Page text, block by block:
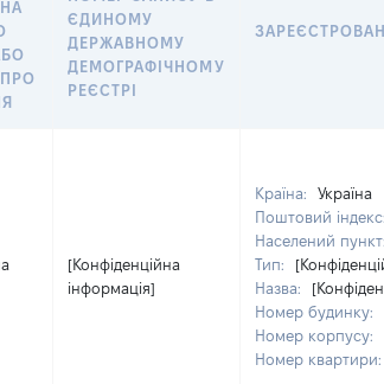
ЄДИНОМУ
ДЕРЖАВНОМУ
ДЕМОГРАФІЧНОМУ
РЕЄСТРІ
[Конфіденційна
інформація]
Країна:
Україна
Поштовий індекс:
Населений пункт:
Тип:
Назва:
Номер будинку:
Номер корпусу:
Номер квартири: